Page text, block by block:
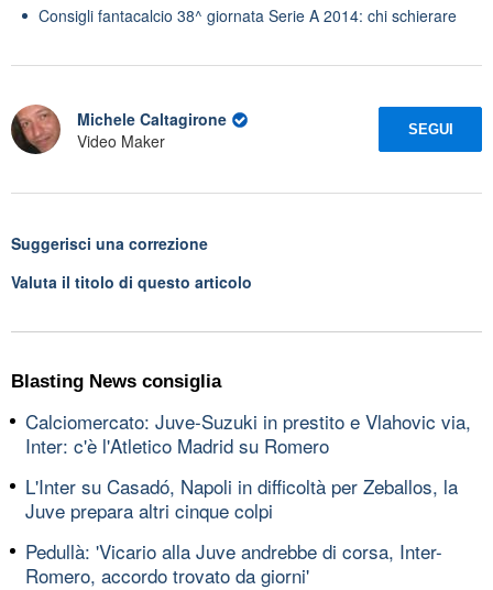
Consigli fantacalcio 38^ giornata Serie A 2014: chi schierare
Michele Caltagirone
Video Maker
SEGUI
Suggerisci una correzione
Valuta il titolo di questo articolo
Blasting News consiglia
Calciomercato: Juve-Suzuki in prestito e Vlahovic via,
Inter: c'è l'Atletico Madrid su Romero
L'Inter su Casadó, Napoli in difficoltà per Zeballos, la
Juve prepara altri cinque colpi
Pedullà: 'Vicario alla Juve andrebbe di corsa, Inter-
Romero, accordo trovato da giorni'